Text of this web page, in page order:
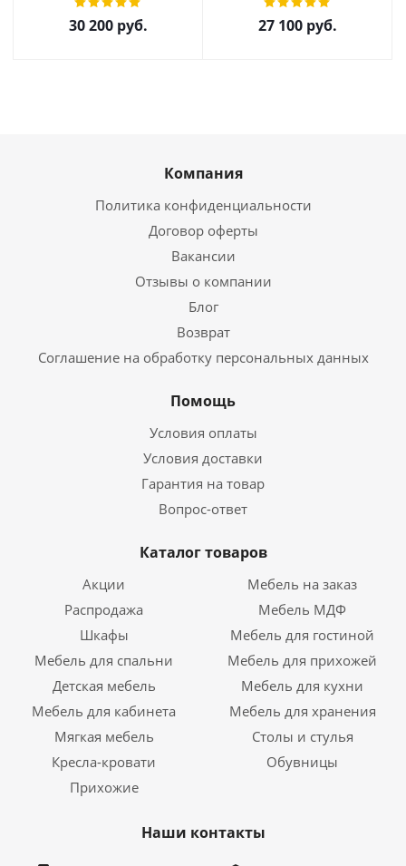
30 200 руб. 27 100 руб.
Компания
Политика конфиденциальности
Договор оферты
Вакансии
Отзывы о компании
Блог
Возврат
Соглашение на обработку персональных данных
Помощь
Условия оплаты
Условия доставки
Гарантия на товар
Вопрос-ответ
Каталог товаров
Акции
Мебель на заказ
Распродажа
Мебель МДФ
Шкафы
Мебель для гостиной
Мебель для спальни
Мебель для прихожей
Детская мебель
Мебель для кухни
Мебель для кабинета
Мебель для хранения
Мягкая мебель
Столы и стулья
Кресла-кровати
Обувницы
Прихожие
Наши контакты